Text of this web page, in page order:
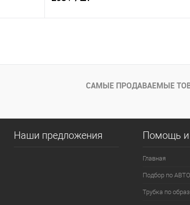
В избранное
Под заказ
СравнениеСАМЫЕ ПРОДАВАЕМЫЕ
Наши предложения Помощь и
Главная
Подбор по АВТО
Трубка по